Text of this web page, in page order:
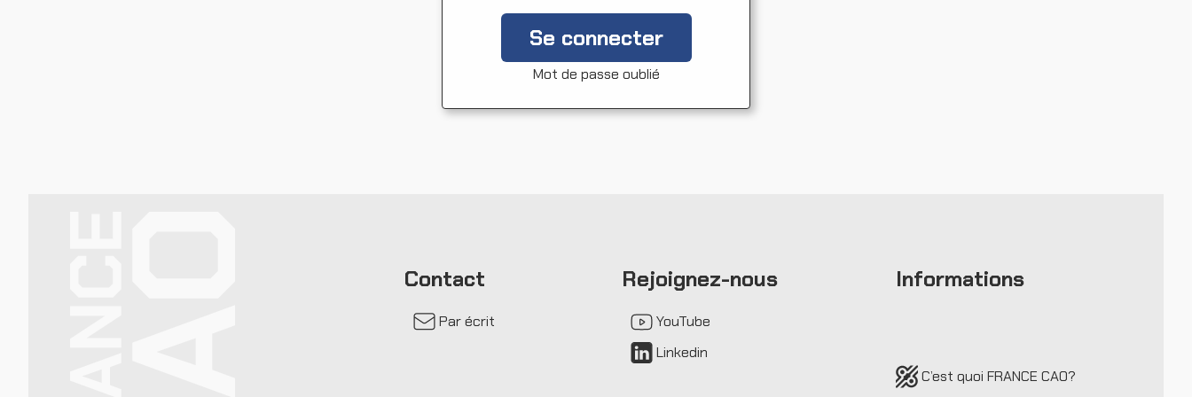
Se connecter
Mot de passe oublié
Contact
Par écrit
Rejoignez-nous
YouTube
Linkedin
Informations
C’est quoi FRANCE CAO?